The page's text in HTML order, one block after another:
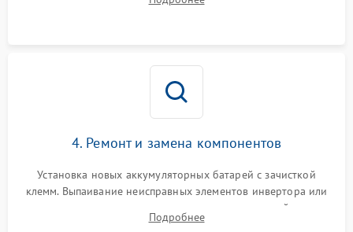
конденсаторов и прогаров на печатной плате.
4. Ремонт и замена компонентов
Установка новых аккумуляторных батарей с зачисткой
клемм. Выпаивание неисправных элементов инвертора или
цепи зарядки и монтаж новых радиодеталей.
Восстановление поврежденных токоведущих дорожек и
Подробнее